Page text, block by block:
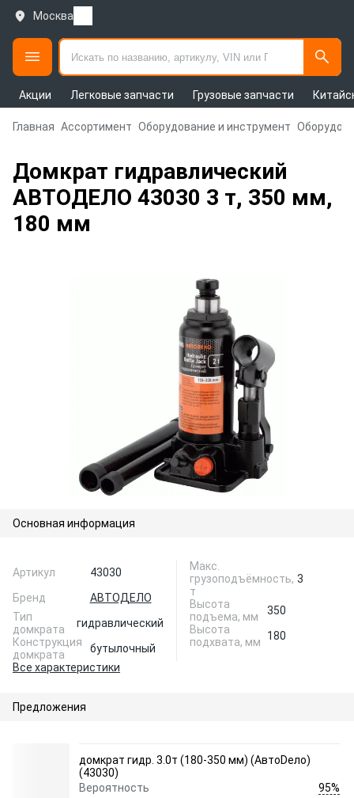
Москва
Акции Легковые запчасти Грузовые запчасти
Главная Ассортимент Оборудование и инструмент
Домкрат гидравлический
АВТОДЕЛО 43030 3 т, 350 мм,
180 мм
Основная информация
Артикул
43030
Бренд
АВТОДЕЛО
Тип
домкрата
гидравлический
Конструкция
домкрата
бутылочный
Макс.
грузоподъёмность,
т
3
Высота
подъема, мм
350
Высота
подхвата, мм
180
Все характеристики
Предложения
домкрат гидр. 3.0т (180-350 мм) (АвтоDело)
(43030)
Вероятность
95%